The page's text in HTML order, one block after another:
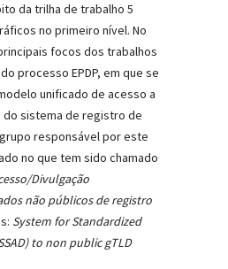
da trilha de trabalho 5
no primeiro nível. No
focos dos trabalhos
processo EPDP, em que se
unificado de acesso a
do sistema de registro de
responsável por este
no que tem sido chamado
Divulgação
não públicos de registro
System for Standardized
to non public gTLD